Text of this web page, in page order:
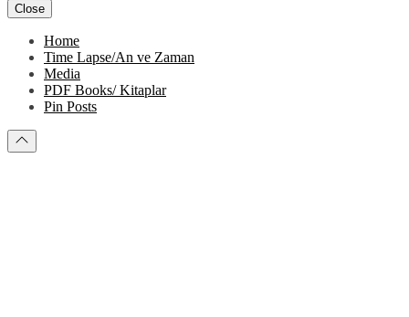
Close
Home
Time Lapse/An ve Zaman
Media
PDF Books/ Kitaplar
Pin Posts